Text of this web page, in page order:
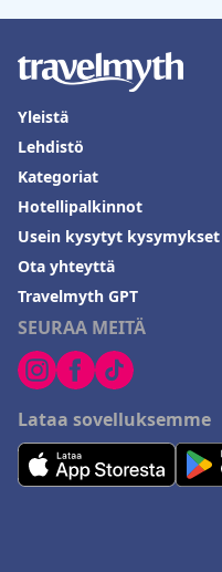
SEURAA MEITÄ
Lataa sovelluksemme
Yleistä
Lehdistö
Kategoriat
Hotellipalkinnot
Usein kysytyt kysymykset
Ota yhteyttä
Travelmyth GPT